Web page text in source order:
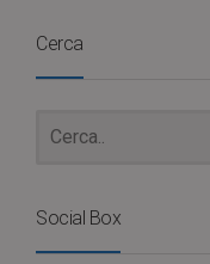
Cerca
Social Box